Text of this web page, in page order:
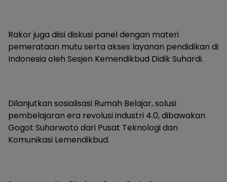
Rakor juga diisi diskusi panel dengan materi
pemerataan mutu serta akses layanan pendidikan di
Indonesia oleh Sesjen Kemendikbud Didik Suhardi.
Dilanjutkan sosialisasi Rumah Belajar, solusi
pembelajaran era revolusi industri 4.0, dibawakan
Gogot Suharwoto dari Pusat Teknologi dan
Komunikasi Lemendikbud.